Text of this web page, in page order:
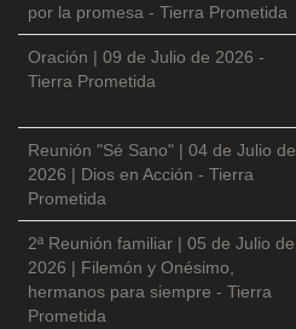
por la promesa - Tierra Prometida
Oración | 09 de Julio de 2026 -
Tierra Prometida
Reunión "Sé Sano" | 04 de Julio de
2026 | Dios en Acción - Tierra
Prometida
2ª Reunión familiar | 05 de Julio de
2026 | Filemón y Onésimo,
hermanos para siempre - Tierra
Prometida